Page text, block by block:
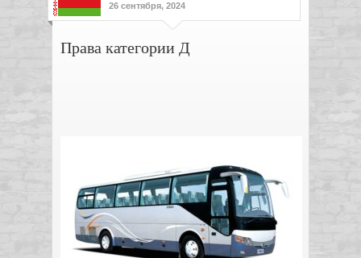
26 сентября, 2024
Права категории Д